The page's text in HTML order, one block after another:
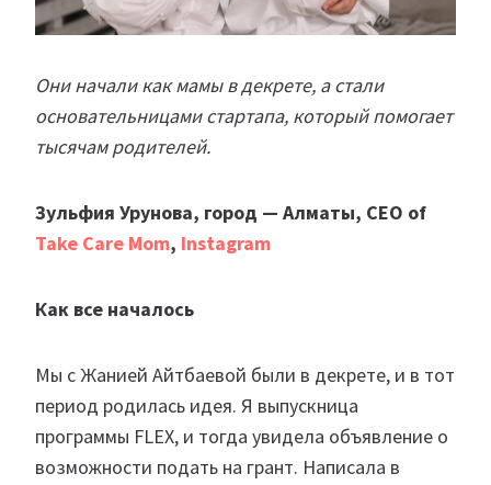
Они начали как мамы в декрете, а стали
основательницами стартапа, который помогает
тысячам родителей.
Зульфия Урунова, город — Алматы, CEO of
Take Care Mom, Instagram
Как все началось
Мы с Жанией Айтбаевой были в декрете, и в тот
период родилась идея. Я выпускница
программы FLEX, и тогда увидела объявление о
возможности подать на грант. Написала в